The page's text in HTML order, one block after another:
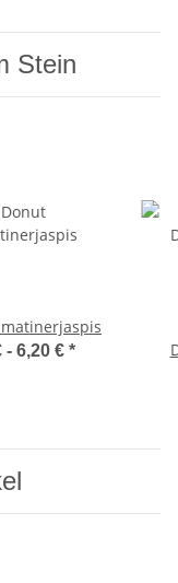
Stein
- 6,20 € *